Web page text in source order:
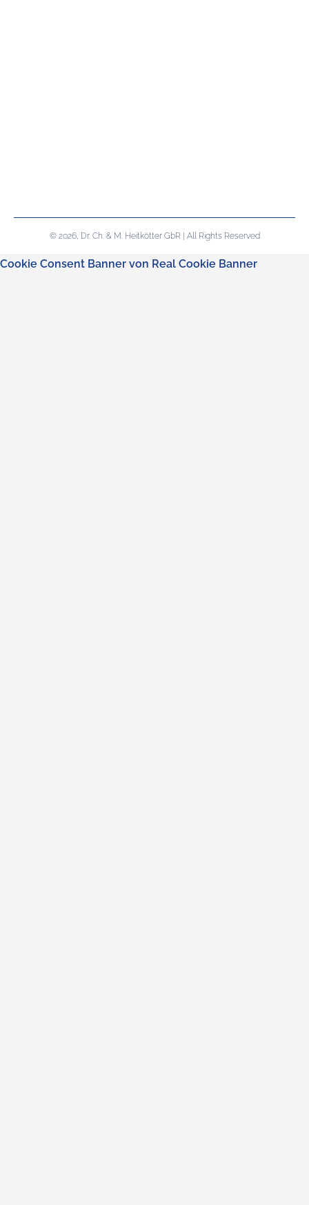
© 2026, Dr. Ch. & M. Heitkötter GbR | All Rights Reserved
Cookie Consent Banner von Real Cookie Banner